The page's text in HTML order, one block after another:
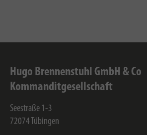
Hugo Brennenstuhl GmbH & Co
Kommanditgesellschaft
Seestraße 1-3
72074 Tübingen